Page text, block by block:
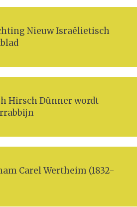
Nieuw Israëlietisch
Hirsch Dünner wordt
Carel Wertheim (1832-